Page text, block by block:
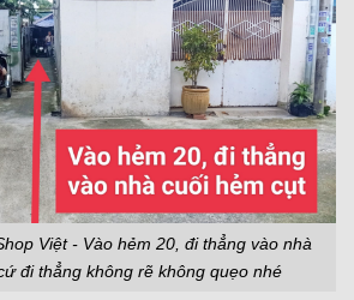
Việt - Vào hẻm 20, đi thẳng vào nhà
đi thẳng không rẽ không quẹo nhé